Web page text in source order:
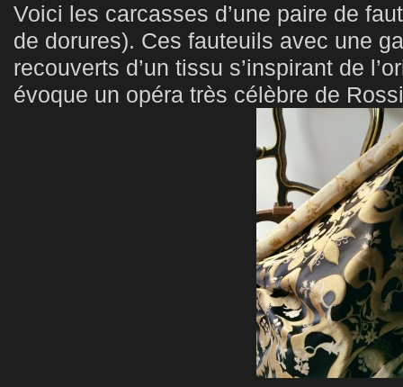
Voici les carcasses d’une paire de
de dorures). Ces fauteuils avec une
recouverts d’un tissu s’inspirant de
évoque un opéra très célèbre de